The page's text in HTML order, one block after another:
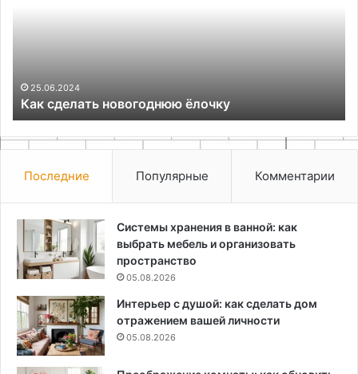
Volga Dream: премиальные речные круизы по
России
Последние Популярные Комментарии
Системы хранения в ванной: как
выбрать мебель и организовать
пространство
05.08.2026
Интерьер с душой: как сделать дом
отражением вашей личности
05.08.2026